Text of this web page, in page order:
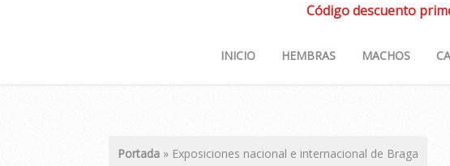
Código descuento
INICIO HEMBRAS MACHOS
Portada » Exposiciones nacional e internacional de Braga